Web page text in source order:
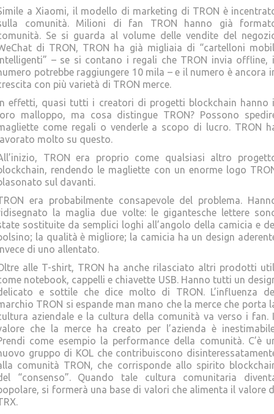
a Xiaomi, il modello di marketing di TRON è
comunità. Milioni di fan TRON hanno già
Se si guarda al volume delle vendite del
di TRON, TRON ha già migliaia di “cartelloni
– se si contano i regali che TRON invia offline,
potrebbe raggiungere 10 mila – e il numero è ancora
con più varietà di TRON merce.
effetti, quasi tutti i creatori di progetti blockchain hanno
malloppo, ma cosa distingue TRON? Possono
come regali o venderle a scopo di lucro. TRON
molto su questo.
TRON era proprio come qualsiasi altro
rendendo le magliette con un enorme logo
sul davanti.
era probabilmente consapevole del problema.
la maglia due volte: le gigantesche lettere
sostituite da semplici loghi all’angolo della camicia e
la qualità è migliore; la camicia ha un design
di uno allentato.
alle T-shirt, TRON ha anche rilasciato altri prodotti
notebook, cappelli e chiavette USB. Hanno tutti un
e sottile che dice molto di TRON. L’influenza
TRON si espande man mano che la merce che porta
aziendale e la cultura della comunità va verso i fan.
che la merce ha creato per l’azienda è
come esempio la performance della comunità. C’è
gruppo di KOL che contribuiscono
comunità TRON, che corrisponde allo spirito
“consenso”. Quando tale cultura comunitaria
si formerà una base di valori che alimenta il valore